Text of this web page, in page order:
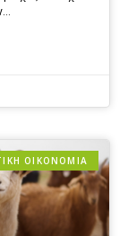
ΟΙΚΟΝΟΜΙΑ